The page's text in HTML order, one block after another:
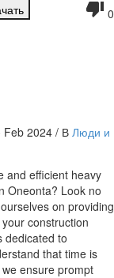
0
Feb 2024 / В Люди и
and efficient heavy
Oneonta? Look no
on providing
construction
dedicated to
that time is
ensure prompt